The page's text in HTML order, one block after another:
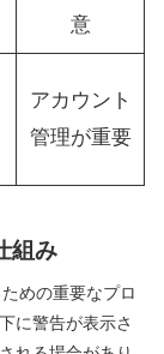
意
アカウント
管理が重要
組み
めの重要なプロ
に警告が表示さ